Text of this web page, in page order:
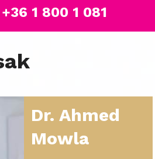
+36 1 800 1 081
Dr. Ahmed
Mowla